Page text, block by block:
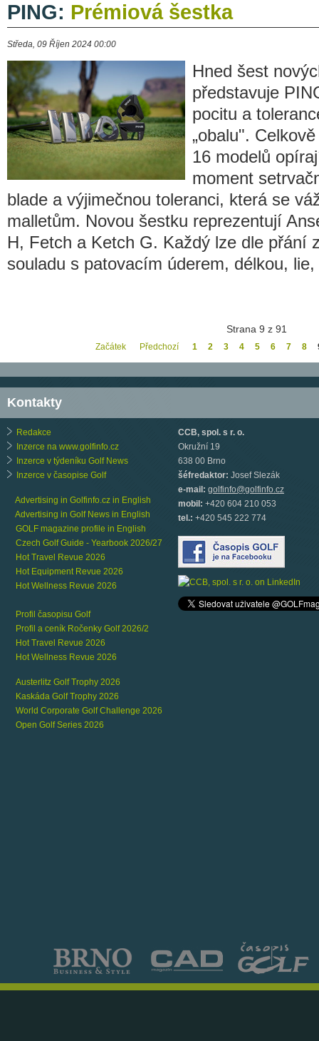
PING: Prémiová šestka
Středa, 09 Říjen 2024 00:00
Hned šest
představuje
pocitu a
„obalu".
16 modelů
moment
blade a výjimečnou toleranci, která se
malletům. Novou šestku reprezentují
H, Fetch a Ketch G. Každý lze dle přání
souladu s patovacím úderem, délkou,
Strana 9 z 91
Začátek Předchozí 1 2 3 4 5 6 7 8
Kontakty
Redakce
Inzerce na www.golfinfo.cz
Inzerce v týdeníku Golf News
Inzerce v časopise Golf
Advertising in Golfinfo.cz in English
Advertising in Golf News in English
GOLF magazine profile in English
Czech Golf Guide - Yearbook 2026/27
Hot Travel Revue 2026
Hot Equipment Revue 2026
Hot Wellness Revue 2026
Profil časopisu Golf
Profil a ceník Ročenky Golf 2026/2
Hot Travel Revue 2026
Hot Wellness Revue 2026
Austerlitz Golf Trophy 2026
Kaskáda Golf Trophy 2026
World Corporate Golf Challenge 2026
Open Golf Series 2026
CCB, spol. s r. o.
Okružní 19
638 00 Brno
šéfredaktor: Josef Slezák
e-mail: golfinfo@golfinfo.cz
mobil: +420 604 210 053
tel.: +420 545 222 774